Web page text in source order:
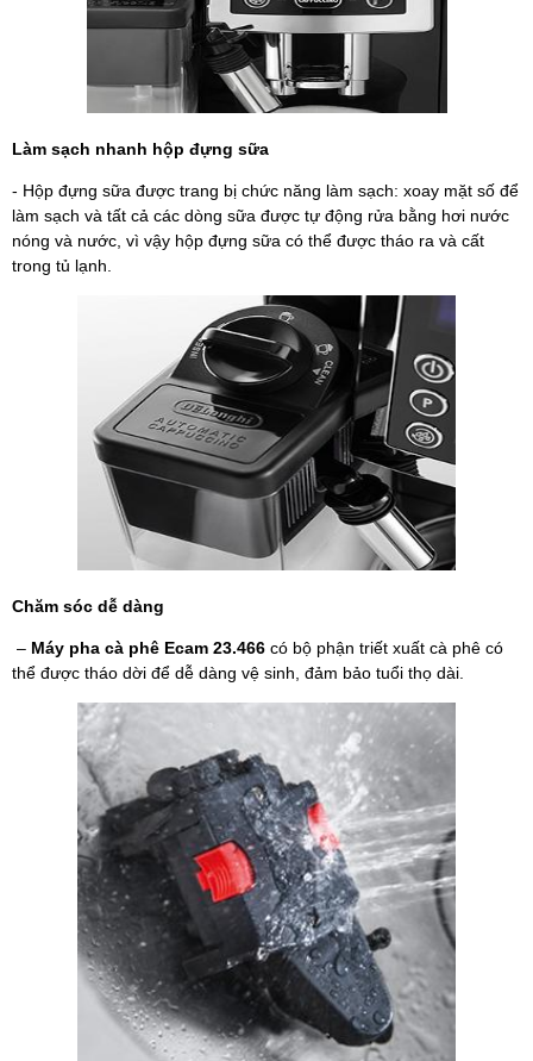
Làm sạch nhanh hộp đựng sữa
- Hộp đựng sữa được trang bị chức năng làm sạch: xoay mặt số để
làm sạch và tất cả các dòng sữa được tự động rửa bằng hơi nước
nóng và nước, vì vậy hộp đựng sữa có thể được tháo ra và cất
trong tủ lạnh.
Chăm sóc dễ dàng
– Máy pha cà phê Ecam 23.466 có bộ phận triết xuất cà phê có
thể được tháo dời để dễ dàng vệ sinh, đảm bảo tuổi thọ dài.